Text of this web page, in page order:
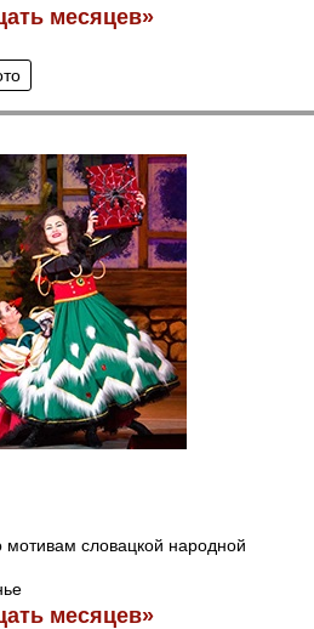
месяцев»
словацкой народной
месяцев»